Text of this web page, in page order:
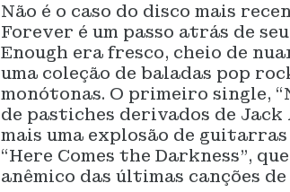
Não é o caso do disco mais
Forever é um passo atrás de
Enough era fresco, cheio de
uma coleção de baladas pop
monótonas. O primeiro single,
de pastiches derivados de
mais uma explosão de
“Here Comes the Darkness”,
anêmico das últimas canções